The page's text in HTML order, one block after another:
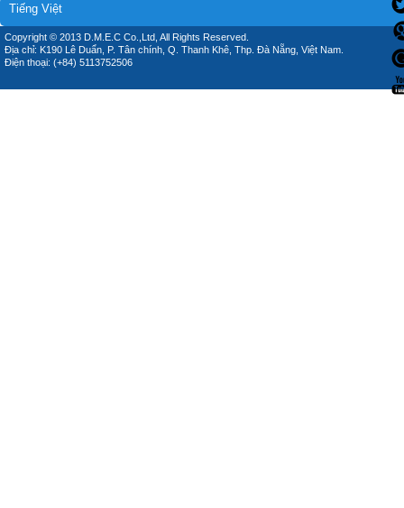
Tiếng Việt
Copyright © 2013 D.M.E.C Co.,Ltd, All Rights Reserved.
Địa chỉ: K190 Lê Duẩn, P. Tân chính, Q. Thanh Khê, Thp. Đà Nẵng, Việt Nam.
Điện thoại: (+84) 5113752506